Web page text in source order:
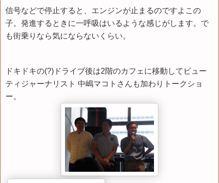
信号などで停止すると、エンジンが止まるのですよこの
子。発進するときに一呼吸はいるような感じがします。で
も街乗りなら気にならないくらい。
ドキドキの(?)ドライブ後は2階のカフェに移動してビュー
ティジャーナリスト 中嶋マコトさんも加わりトークショ
ー。